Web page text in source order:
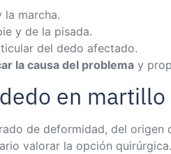
la marcha.
y de la pisada.
del dedo afectado.
la causa del problema y
en martillo
de deformidad, del
valorar la opción quirúrgica.